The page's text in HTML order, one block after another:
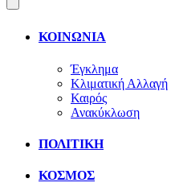
ΚΟΙΝΩΝΙΑ
Έγκλημα
Κλιματική Αλλαγή
Καιρός
Ανακύκλωση
ΠΟΛΙΤΙΚΗ
ΚΟΣΜΟΣ